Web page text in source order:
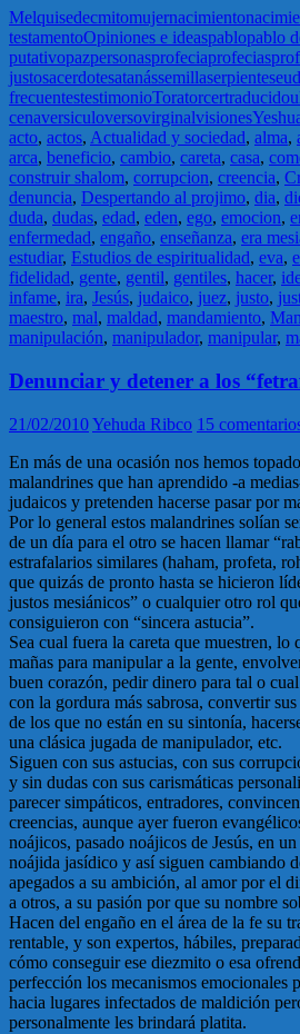
Melquisedecmitomujernacimiento
testamentoOpiniones e ideaspablopablo
putativopazpersonasprofeciaprofecias
justosacerdotesatanássemillaserpiente
frecuentestestimonioToratorcertraducido
cenaversiculoversovirginalvisiones
acto, actos, Actualidad y sociedad, alma,
arca, beneficio, cambio, careta, casa,
construir shalom, corrupcion, creencia,
denuncia, Despertando al projimo, dia,
duda, dudas, edad, eden, ego, emocion,
enfermedad, engaño, enseñanza, era
estudiar, Estudios de espiritualidad, eva,
fidelidad, gente, gentil, gentiles, hacer,
infame, ira, Jesús, judaico, juez, justo,
maestro, mal, maldad, mandamiento,
manipulación, manipulador, manipular,
Denunciar y detener a los
21/02/2010Yehuda Ribco 15
En más de una ocasión nos hemos
malandrines que han aprendido -a
judaicos y pretenden hacerse pasar por
Por lo general estos malandrines solían
de un día para el otro se hacen llamar
estrafalarios similares (haham, profeta,
que quizás de pronto hasta se hicieron
justos mesiánicos” o cualquier otro rol
consiguieron con “sincera astucia”.
Sea cual fuera la careta que muestren, lo
mañas para manipular a la gente,
buen corazón, pedir dinero para tal o
con la gordura más sabrosa, convertir
de los que no están en su sintonía,
una clásica jugada de manipulador, etc.
Siguen con sus astucias, con sus
y sin dudas con sus carismáticas
parecer simpáticos, entradores,
creencias, aunque ayer fueron
noájicos, pasado noájicos de Jesús, en
noájida jasídico y así siguen cambiando
apegados a su ambición, al amor por el
a otros, a su pasión por que su nombre
Hacen del engaño en el área de la fe su
rentable, y son expertos, hábiles,
cómo conseguir ese diezmito o esa
perfección los mecanismos emocionales
hacia lugares infectados de maldición
personalmente les brindará platita.